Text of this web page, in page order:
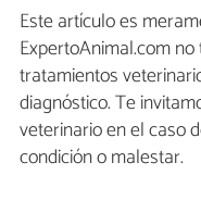
Este artículo es
ExpertoAnimal.com
tratamientos
diagnóstico. Te
veterinario en el caso
condición o malestar.